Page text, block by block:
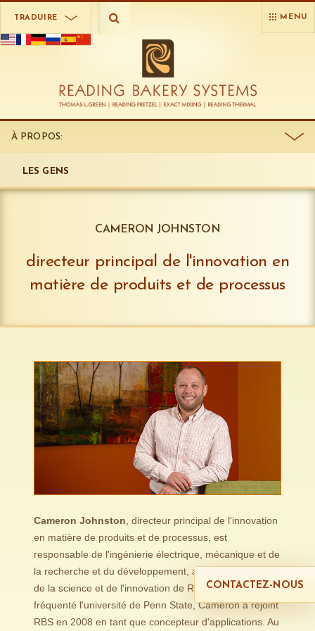
TRADUIRE MENU
À PROPOS:
LES GENS
CAMERON JOHNSTON
directeur principal de l'innovation en
matière de produits et de processus
Cameron Johnston , directeur principal de l'innovation
en matière de produits et de processus, est
responsable de l'ingénierie électrique, mécanique et de
la recherche et du développement, ainsi que du centre
de la science et de l'innovation de RBS. Après avoir
fréquenté l'université de Penn State, Cameron a rejoint
RBS en 2008 en tant que concepteur d'applications. Au
CONTACTEZ-NOUS